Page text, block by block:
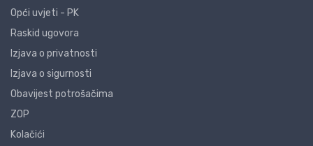
Opći uvjeti - PK
Raskid ugovora
Izjava o privatnosti
Izjava o sigurnosti
Obavijest potrošačima
ZOP
Kolačići